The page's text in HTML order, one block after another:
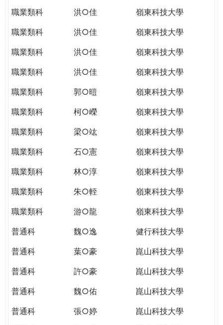
職業類科
洪○佳
嶺東科技大學
職業類科
洪○佳
嶺東科技大學
職業類科
洪○佳
嶺東科技大學
職業類科
洪○佳
嶺東科技大學
職業類科
郭○暟
嶺東科技大學
職業類科
柯○嶸
嶺東科技大學
職業類科
梁○竑
嶺東科技大學
職業類科
石○憲
嶺東科技大學
職業類科
林○淳
嶺東科技大學
職業類科
朱○輊
嶺東科技大學
職業類科
游○龍
嶺東科技大學
普通科
魏○逸
健行科技大學
普通科
葉○豪
崑山科技大學
普通科
許○豪
崑山科技大學
普通科
魏○佑
崑山科技大學
普通科
張○婷
崑山科技大學